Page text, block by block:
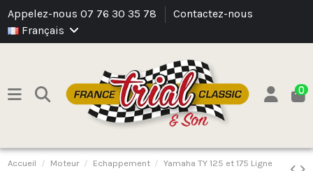
Appelez-nous 07 76 30 35 78
Contactez-nous
Français
0
Accueil Moteur Echappement
Yamaha TY 125 et 175 Ligne